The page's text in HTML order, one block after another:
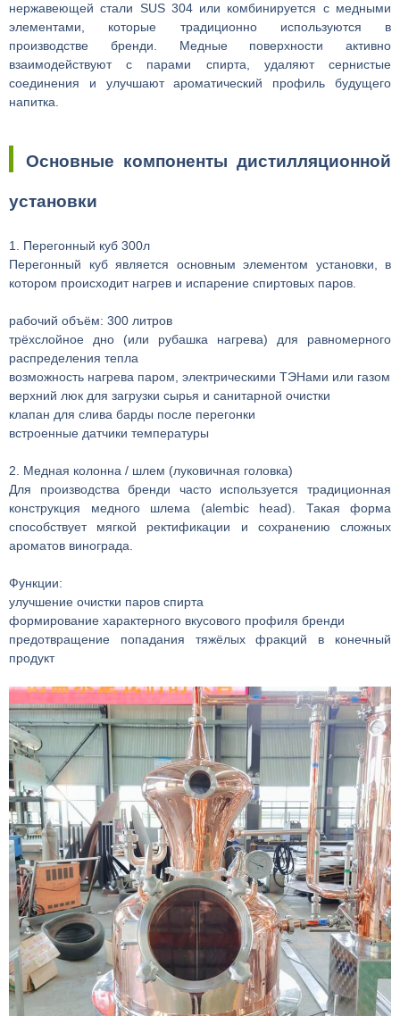
нержавеющей стали SUS 304 или комбинируется с медными
элементами, которые традиционно используются в
производстве бренди. Медные поверхности активно
взаимодействуют с парами спирта, удаляют сернистые
соединения и улучшают ароматический профиль будущего
напитка.
Основные компоненты дистилляционной
установки
1. Перегонный куб 300л
Перегонный куб является основным элементом установки, в
котором происходит нагрев и испарение спиртовых паров.
рабочий объём: 300 литров
трёхслойное дно (или рубашка нагрева) для равномерного
распределения тепла
возможность нагрева паром, электрическими ТЭНами или газом
верхний люк для загрузки сырья и санитарной очистки
клапан для слива барды после перегонки
встроенные датчики температуры
2. Медная колонна / шлем (луковичная головка)
Для производства бренди часто используется традиционная
конструкция медного шлема (alembic head). Такая форма
способствует мягкой ректификации и сохранению сложных
ароматов винограда.
Функции:
улучшение очистки паров спирта
формирование характерного вкусового профиля бренди
предотвращение попадания тяжёлых фракций в конечный
продукт